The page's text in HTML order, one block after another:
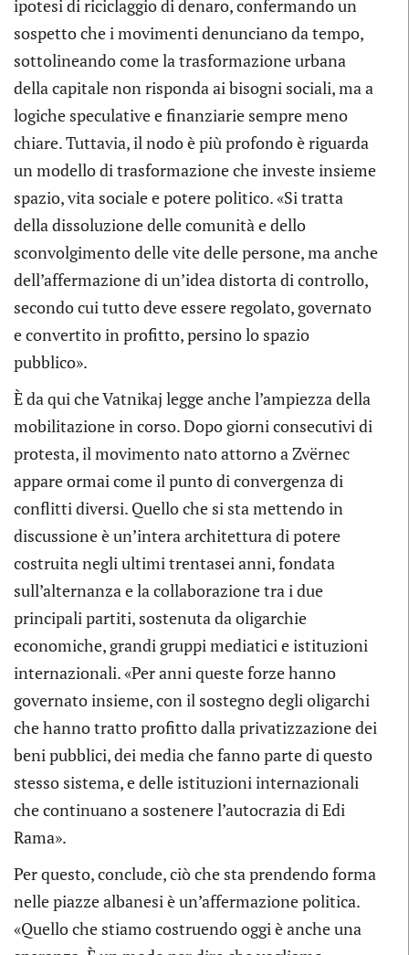
ipotesi di riciclaggio di denaro, confermando un
sospetto che i movimenti denunciano da tempo,
sottolineando come la trasformazione urbana
della capitale non risponda ai bisogni sociali, ma a
logiche speculative e finanziarie sempre meno
chiare. Tuttavia, il nodo è più profondo è riguarda
un modello di trasformazione che investe insieme
spazio, vita sociale e potere politico. «Si tratta
della dissoluzione delle comunità e dello
sconvolgimento delle vite delle persone, ma anche
dell’affermazione di un’idea distorta di controllo,
secondo cui tutto deve essere regolato, governato
e convertito in profitto, persino lo spazio
pubblico».
È da qui che Vatnikaj legge anche l’ampiezza della
mobilitazione in corso. Dopo giorni consecutivi di
protesta, il movimento nato attorno a Zvërnec
appare ormai come il punto di convergenza di
conflitti diversi. Quello che si sta mettendo in
discussione è un’intera architettura di potere
costruita negli ultimi trentasei anni, fondata
sull’alternanza e la collaborazione tra i due
principali partiti, sostenuta da oligarchie
economiche, grandi gruppi mediatici e istituzioni
internazionali. «Per anni queste forze hanno
governato insieme, con il sostegno degli oligarchi
che hanno tratto profitto dalla privatizzazione dei
beni pubblici, dei media che fanno parte di questo
stesso sistema, e delle istituzioni internazionali
che continuano a sostenere l’autocrazia di Edi
Rama».
Per questo, conclude, ciò che sta prendendo forma
nelle piazze albanesi è un’affermazione politica.
«Quello che stiamo costruendo oggi è anche una